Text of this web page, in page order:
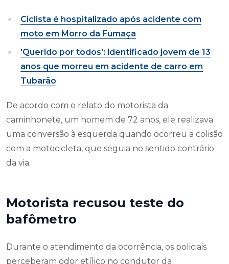
Ciclista é hospitalizado após acidente com
moto em Morro da Fumaça
'Querido por todos': identificado jovem de 13
anos que morreu em acidente de carro em
Tubarão
De acordo com o relato do motorista da
caminhonete, um homem de 72 anos, ele realizava
uma conversão à esquerda quando ocorreu a colisão
com a motocicleta, que seguia no sentido contrário
da via.
Motorista recusou teste do
bafômetro
Durante o atendimento da ocorrência, os policiais
perceberam odor etílico no condutor da